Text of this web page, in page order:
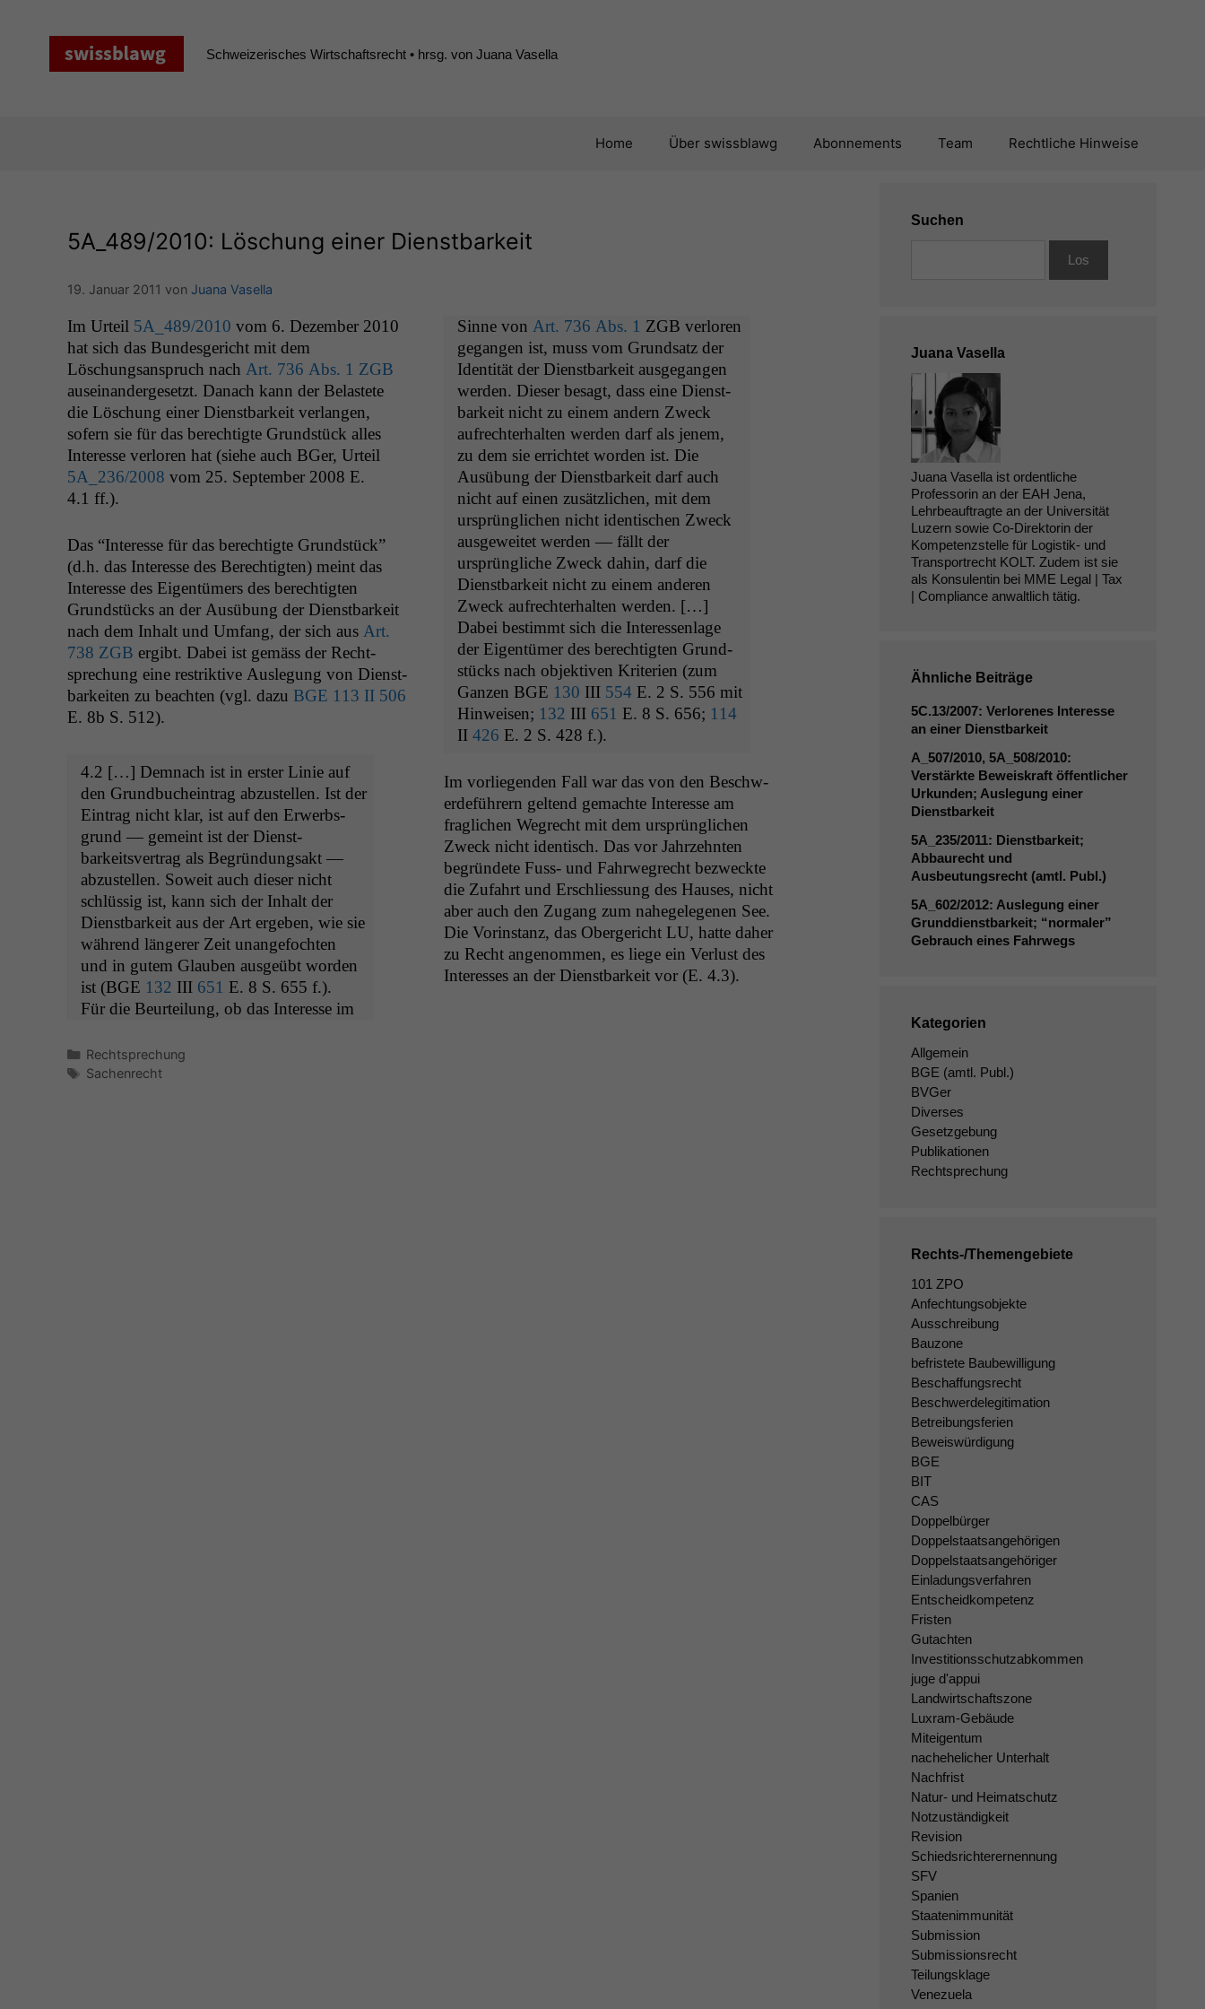
Schweizerisches Wirtschaftsrecht • hrsg. von Juana Vasella
Home Über swissblawg Abonnements Team Rechtliche Hinweise
5A_489/2010: Löschung einer Dienstbarkeit
19. Januar 2011 von Juana Vasella
Im Urteil 5A_489/2010 vom 6. Dezem­ber 2010
hat sich das Bun­des­gericht mit dem
Löschungsanspruch nach Art. 736 Abs. 1 ZGB
auseinan­derge­set­zt. Danach kann der Belastete
die Löschung ein­er Dien­st­barkeit ver­lan­gen,
sofern sie für das berechtigte Grund­stück alles
Inter­esse ver­loren hat (siehe auch BGer, Urteil
5A_236/2008 vom 25. Sep­tem­ber 2008 E.
4.1 ff.).
Das “Inter­esse für das berechtigte Grund­stück”
(d.h. das Inter­esse des Berechtigten) meint das
Inter­esse des Eigen­tümers des berechtigten
Grund­stücks an der Ausübung der Dien­st­barkeit
nach dem Inhalt und Umfang, der sich aus Art.
738 ZGB ergibt. Dabei ist gemäss der Recht­
sprechung eine restrik­tive Ausle­gung von Dien­st­
barkeit­en zu beacht­en (vgl. dazu BGE 113 II506
E. 8b S. 512).
4.2 […] Dem­nach ist in erster Lin­ie auf
den Grund­buchein­trag abzustellen. Ist der
Ein­trag nicht klar, ist auf den Erwerb­s­
grund — gemeint ist der Dien­st­
barkeitsver­trag als Begrün­dungsakt —
abzustellen. Soweit auch dieser nicht
schlüs­sig ist, kann sich der Inhalt der
Dien­st­barkeit aus der Art ergeben, wie sie
während län­ger­er Zeit unange­focht­en
und in gutem Glauben aus­geübt wor­den
ist (BGE 132 III651 E. 8 S. 655 f.).
Für die Beurteilung, ob das Inter­esse im
Sinne von Art. 736 Abs. 1 ZGB ver­loren
gegan­gen ist, muss vom Grund­satz der
Iden­tität der Dien­st­barkeit aus­ge­gan­gen
wer­den. Dieser besagt, dass eine Dien­st­
barkeit nicht zu einem andern Zweck
aufrechter­hal­ten wer­den darf als jen­em,
zu dem sie errichtet wor­den ist. Die
Ausübung der Dien­st­barkeit darf auch
nicht auf einen zusät­zlichen, mit dem
ursprünglichen nicht iden­tis­chen Zweck
aus­geweit­et wer­den — fällt der
ursprüngliche Zweck dahin, darf die
Dien­st­barkeit nicht zu einem anderen
Zweck aufrechter­hal­ten wer­den. […]
Dabei bes­timmt sich die Inter­essen­lage
der Eigen­tümer des berechtigten Grund­
stücks nach objek­tiv­en Kri­te­rien (zum
Ganzen BGE 130 III554 E. 2 S. 556 mit
Hin­weisen; 132 III651 E. 8 S. 656; 114
II426 E. 2 S. 428 f.).
Im vor­liegen­den Fall war das von den Beschw­
erde­führern gel­tend gemachte Inter­esse am
fraglichen Wegrecht mit dem ursprünglichen
Zweck nicht iden­tisch. Das vor Jahrzehn­ten
begrün­dete Fuss- und Fahrwe­grecht bezweck­te
die Zufahrt und Erschlies­sung des Haus­es, nicht
aber auch den Zugang zum nahegele­ge­nen See.
Die Vorin­stanz, das Oberg­ericht LU, hat­te daher
zu Recht angenom­men, es liege ein Ver­lust des
Inter­ess­es an der Dien­st­barkeit vor (E. 4.3).
Kategorien
Rechtsprechung
Schlagwörter
Sachenrecht
Suchen
Juana Vasella
Juana Vasella ist ordentliche
Professorin an der EAH Jena,
Lehrbeauftragte an der Universität
Luzern sowie Co-Direktorin der
Kompetenzstelle für Logistik- und
Transportrecht KOLT. Zudem ist sie
als Konsulentin bei MME Legal | Tax
| Compliance anwaltlich tätig.
Ähnliche Beiträge
5C.13/2007: Verlorenes Interesse
an einer Dienstbarkeit
A_507/2010, 5A_508/2010:
Verstärkte Beweiskraft öffentlicher
Urkunden; Auslegung einer
Dienstbarkeit
5A_235/2011: Dienstbarkeit;
Abbaurecht und
Ausbeutungsrecht (amtl. Publ.)
5A_602/2012: Auslegung einer
Grunddienstbarkeit; “normaler”
Gebrauch eines Fahrwegs
Kategorien
Allgemein
BGE (amtl. Publ.)
BVGer
Diverses
Gesetzgebung
Publikationen
Rechtsprechung
Rechts-/Themengebiete
101 ZPO
Anfechtungsobjekte
Ausschreibung
Bauzone
befristete Baubewilligung
Beschaffungsrecht
Beschwerdelegitimation
Betreibungsferien
Beweiswürdigung
BGE
BIT
CAS
Doppelbürger
Doppelstaatsangehörigen
Doppelstaatsangehöriger
Einladungsverfahren
Entscheidkompetenz
Fristen
Gutachten
Investitionsschutzabkommen
juge d'appui
Landwirtschaftszone
Luxram-Gebäude
Miteigentum
nachehelicher Unterhalt
Nachfrist
Natur- und Heimatschutz
Notzuständigkeit
Revision
Schiedsrichterernennung
SFV
Spanien
Staatenimmunität
Submission
Submissionsrecht
Teilungsklage
Venezuela